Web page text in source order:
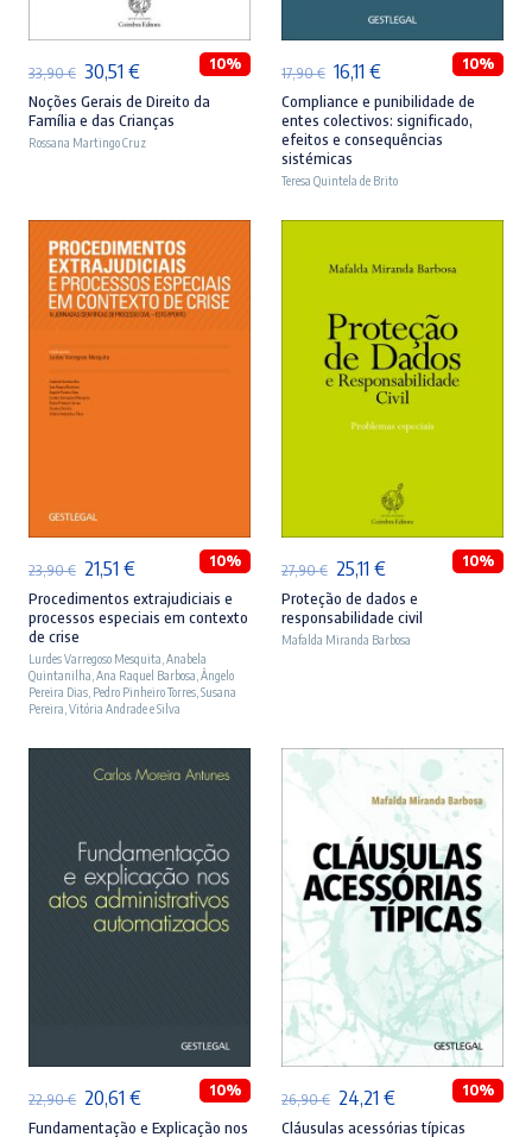
33,90€ O
preço
original
30,51 €O
preço
atual
10%
Noções Gerais de Direito da
Família e das Crianças
Rossana Martingo Cruz
17,90€ O
preço
original
era:
16,11 €O
preço
atual
10%
Compliance e punibilidade de
entes colectivos: significado,
efeitos e consequências
sistémicas
Teresa Quintela de Brito
23,90€ O
preço
original
era:
23,90 €.
21,51 €O
preço
atual
é:
21,51 €.
10%
Procedimentos extrajudiciais e
processos especiais em contexto
de crise
Lurdes Varregoso Mesquita Anabela
Quintanilha Ana Raquel Barbosa Ângelo
Pereira Dias Pedro Pinheiro Torres Susana
Pereira Vitória Andrade e Silva
ADICIONAR
27,90€ O
preço
original
25,11 €O
preço
atual
10%
Proteção de dados e
responsabilidade civil
Mafalda Miranda Barbosa
22,90€ O
preço
20,61 €O
preço
10%
Fundamentação e Explicação nos
ADICIONAR
26,90€ O
preço
24,21 €O
preço
10%
Cláusulas acessórias típicas